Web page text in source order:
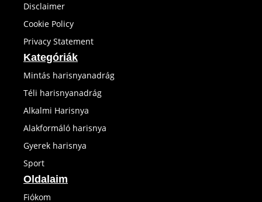
Disclaimer
Cookie Policy
Privacy Statement
Kategóriák
Mintás harisnyanadrág
Téli harisnyanadrág
Alkalmi Harisnya
Alakformáló harisnya
Gyerek harisnya
Sport
Oldalaim
Fiókom